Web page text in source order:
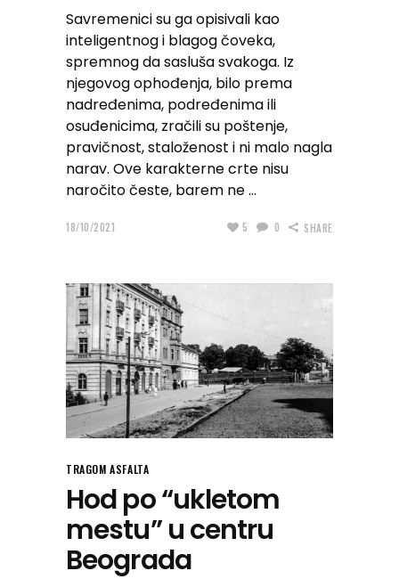
Savremenici su ga opisivali kao
inteligentnog i blagog čoveka,
spremnog da sasluša svakoga. Iz
njegovog ophođenja, bilo prema
nadređenima, podređenima ili
osuđenicima, zračili su poštenje,
pravičnost, staloženost i ni malo nagla
narav. Ove karakterne crte nisu
naročito česte, barem ne
18/10/2021 5 0 SHARE
TRAGOM ASFALTA
Hod po “ukletom
mestu” u centru
Beograda